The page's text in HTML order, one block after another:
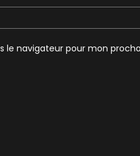
le navigateur pour mon